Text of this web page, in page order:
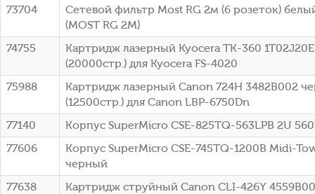
73704
Сетевой фильтр Most RG 2м (6 розеток)
(МОSТ RG 2М)
74755
Картридж лазерный Kyocera TK-360
(20000стр.) для Kyocera FS-4020
75988
Картридж лазерный Canon 724H 3482B002
(12500стр.) для Canon LBP-6750Dn
77140
Корпус SuperMicro CSE-825TQ-563LPB 2U
77606
Корпус SuperMicro CSE-745TQ-1200B Midi-
черный
77638
Картридж струйный Canon CLI-426Y